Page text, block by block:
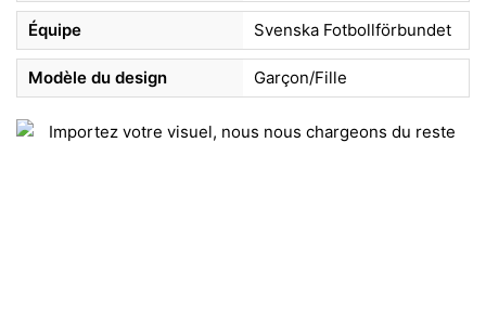
Équipe Svenska Fotbollförbundet
Modèle du design Garçon/Fille